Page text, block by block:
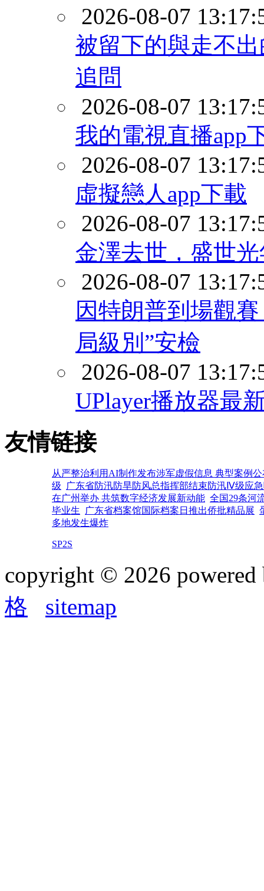
2026-08-07
被留下的與走不
追問
2026-08-07
我的電視直播app
2026-08-07
虛擬戀人app下載
2026-08-07
金澤去世，盛世
2026-08-07
因特朗普到場觀
局級別”安檢
2026-08-07
UPlayer播放器最
友情链接
从严整治利用AI制作发布涉军虚假信息 典型案例公
级
广东省防汛防旱防风总指挥部结束防汛Ⅳ级应
在广州举办 共筑数字经济发展新动能 全国29条河
毕业生
广东省档案馆国际档案日推出侨批精品展
多地发生爆炸
SP2S
copyright © 2026
格
sitemap